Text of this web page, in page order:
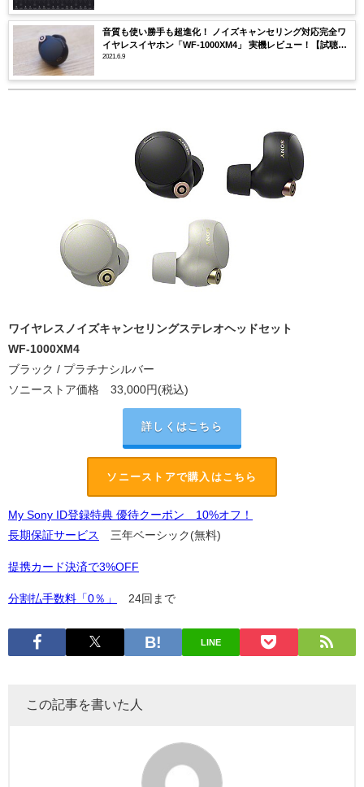
音質も使い勝手も超進化！ ノイズキャンセリング対応完全ワ
イヤレスイヤホン「WF-1000XM4」 実機レビュー！【試聴
編】
2021.6.9
ワイヤレスノイズキャンセリングステレオヘッドセット
WF-1000XM4
ブラック / プラチナシルバー
ソニーストア価格 33,000円(税込)
詳しくはこちら
ソニーストアで購入はこちら
My Sony ID登録特典 優待クーポン 10%オフ！
長期保証サービス
三年ベーシック(無料)
提携カード決済で3%OFF
分割払手数料「0％」 24回まで
LINE
この記事を書いた人